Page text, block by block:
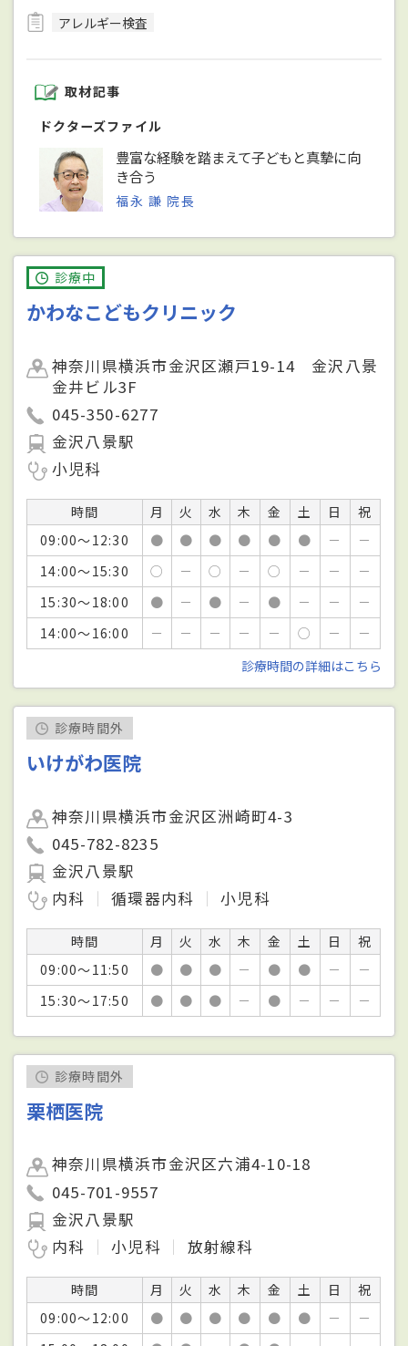
アレルギー検査
取材記事
ドクターズファイル
豊富な経験を踏まえて子どもと真摯に向
き合う
福永 謙 院長
診療中
かわなこどもクリニック
神奈川県横浜市金沢区瀬戸19-14 金沢八景
金井ビル3F
045-350-6277
金沢八景駅
小児科
時間 月 火 水 木 金 土 日
祝
09:00～12:30
● ● ● ● ● ● －
－
14:00～15:30
○ － ○ － ○ － －
－
15:30～18:00
● － ● － ● － －
－
14:00～16:00
－ － － － － ○ －
－
診療時間の詳細はこちら
診療時間外
いけがわ医院
神奈川県横浜市金沢区洲崎町4-3
045-782-8235
金沢八景駅
内科
循環器内科 小児科
時間 月 火 水 木 金 土 日
祝
09:00～11:50
● ● ● － ● ● －
－
15:30～17:50
● ● ● － ● － － －
診療時間外
栗栖医院
神奈川県横浜市金沢区六浦4-10-18
045-701-9557
金沢八景駅
内科
小児科 放射線科
時間 月 火 水 木 金 土 日
祝
09:00～12:00
● ● ● ● ● ● －
－